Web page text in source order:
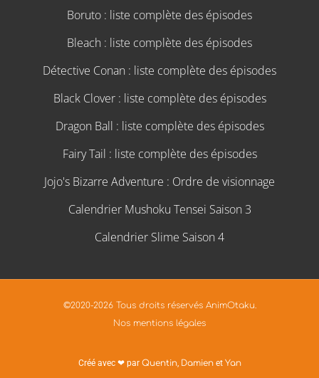
Boruto : liste complète des épisodes
Bleach : liste complète des épisodes
Détective Conan : liste complète des épisodes
Black Clover : liste complète des épisodes
Dragon Ball : liste complète des épisodes
Fairy Tail : liste complète des épisodes
Jojo's Bizarre Adventure : Ordre de visionnage
Calendrier Mushoku Tensei Saison 3
Calendrier Slime Saison 4
©2020-2026 Tous droits réservés AnimOtaku.
Nos mentions légales
Créé avec ❤ par Quentin, Damienet Yan